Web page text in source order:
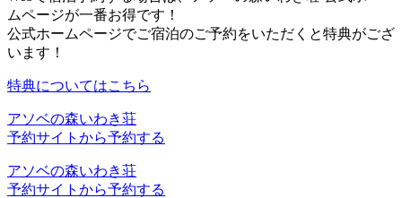
ムページが一番お得です！
公式ホームページでご宿泊のご予約をいただくと特典がござ
います！
特典についてはこちら
アソベの森いわき荘
予約サイトから予約する
アソベの森いわき荘
予約サイトから予約する